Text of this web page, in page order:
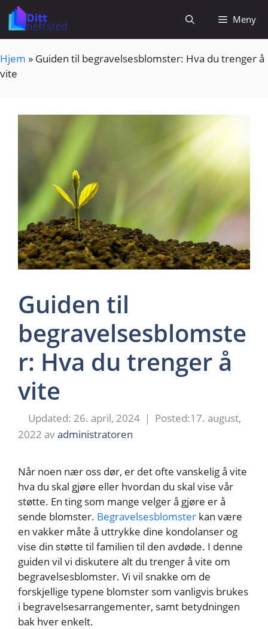
Hopp
innhold
Meny
Hjem » Guiden til begravelsesblomster: Hva du trenger å
vite
Guiden til
begravelsesblomste
r: Hva du trenger å
vite
26. april, 2024
17. august,
2022 avadministratoren
Når noen nær oss dør, er det ofte vanskelig å vite
hva du skal gjøre eller hvordan du skal vise vår
støtte. En ting som mange velger å gjøre er å
sende blomster. Begravelsesblomster kan være
en vakker måte å uttrykke dine kondolanser og
vise din støtte til familien til den avdøde. I denne
guiden vil vi diskutere alt du trenger å vite om
begravelsesblomster. Vi vil snakke om de
forskjellige typene blomster som vanligvis brukes
i begravelsesarrangementer, samt betydningen
bak hver enkelt.